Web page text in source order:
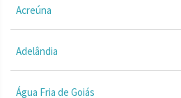
Acreúna
Adelândia
Água Fria de Goiás